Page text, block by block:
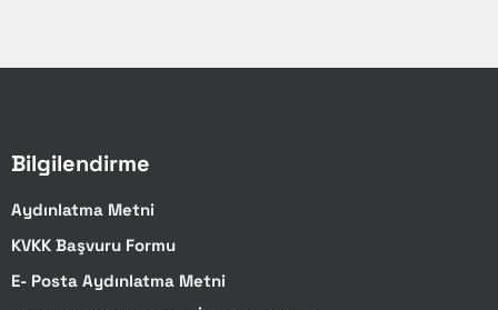
Bilgilendirme
Aydınlatma Metni
KVKK Başvuru Formu
E- Posta Aydınlatma Metni